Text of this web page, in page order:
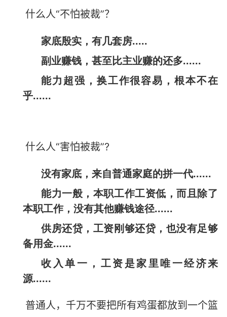
什么人“不怕被裁”？
家底殷实，有几套房.....
副业赚钱，甚至比主业赚的还多......
能力超强，换工作很容易，根本不在
乎......
什么人“害怕被裁”?
没有家底，来自普通家庭的拼一代......
能力一般，本职工作工资低，而且除了
本职工作，没有其他赚钱途径......
供房还贷，工资刚够还贷，也没有足够
备用金......
收入单一，工资是家里唯一经济来
源......
普通人，千万不要把所有鸡蛋都放到一个篮